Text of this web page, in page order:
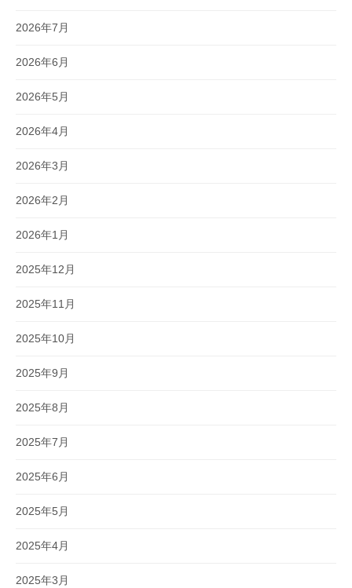
2026年7月
2026年6月
2026年5月
2026年4月
2026年3月
2026年2月
2026年1月
2025年12月
2025年11月
2025年10月
2025年9月
2025年8月
2025年7月
2025年6月
2025年5月
2025年4月
2025年3月